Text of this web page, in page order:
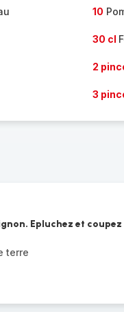
10
30 cl
2
3
Epluchez et
terre